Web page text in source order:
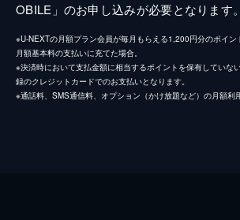
OBILE」のお申し込みが必要となります。
※U-NEXTの月額プラン会員が毎月もらえる1,200円分のポイ
月額基本料の支払いに充てた場合。
※決済時において支払金額に相当するポイントを保有していな
録のクレジットカードでのお支払いとなります。
※通話料、SMS通信料、オプション（かけ放題など）の月額利